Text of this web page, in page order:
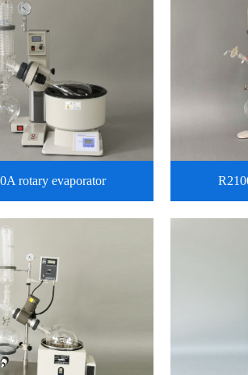
rotary evaporator